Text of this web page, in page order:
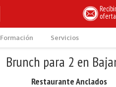
Recibir
Formación Servicios
Brunch para 2 en
Restaurante Anclados